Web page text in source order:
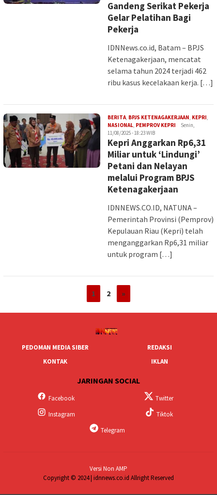
Gandeng Serikat Pekerja
Gelar Pelatihan Bagi
Pekerja
IDNNews.co.id, Batam – BPJS
Ketenagakerjaan, mencatat
selama tahun 2024 terjadi 462
ribu kasus kecelakaan kerja. […]
BERITA, BPJS KETENAGAKERJAAN, KEPRI,
NASIONAL, PEMPROV KEPRI Iman
Senin,
11/08/2025 - 18:23 WIB
Kepri Anggarkan Rp6,31
Miliar untuk ‘Lindungi’
Petani dan Nelayan
melalui Program BPJS
Ketenagakerjaan
IDNNEWS.CO.ID, NATUNA –
Pemerintah Provinsi (Pemprov)
Kepulauan Riau (Kepri) telah
menganggarkan Rp6,31 miliar
untuk program […]
1 2 »
PEDOMAN MEDIA SIBER
REDAKSI
KONTAK
IKLAN
JARINGAN SOCIAL
Facebook
Twitter
Instagram
Tiktok
Telegram
Versi Non AMP
Copyright © 2024 | idnnews.co.id Allright Reserved